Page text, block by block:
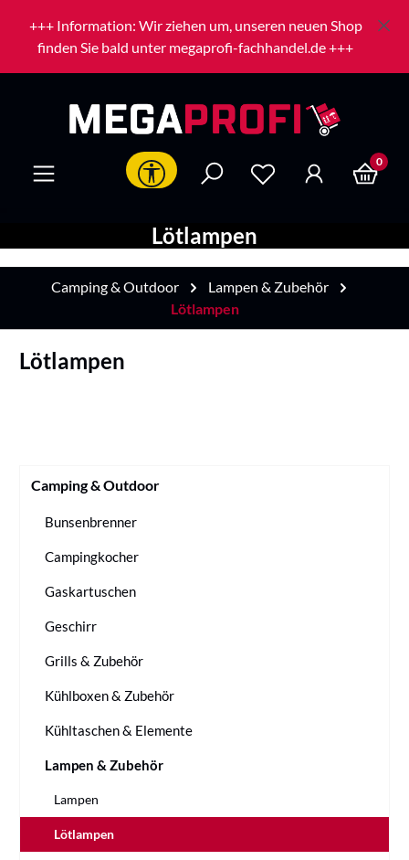
Zum Hauptinhalt springen
+++ Information: Wir ziehen um, unseren neuen Shop
finden Sie bald unter megaprofi-fachhandel.de +++
Werkzeugleiste anzeigen 0
Lötlampen
Camping & Outdoor
Lampen & Zubehör
Lötlampen
Lötlampen
Camping & Outdoor
Bunsenbrenner
Campingkocher
Gaskartuschen
Geschirr
Grills & Zubehör
Kühlboxen & Zubehör
Kühltaschen & Elemente
Lampen & Zubehör
Lampen
Lötlampen